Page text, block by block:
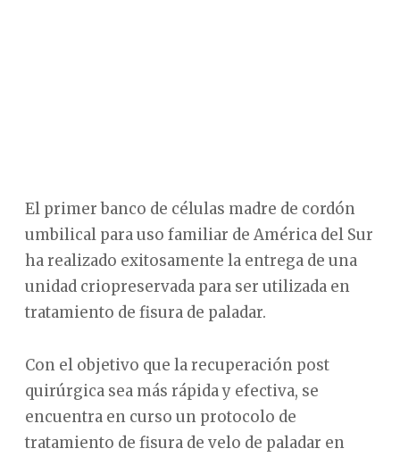
El primer banco de células madre de cordón
umbilical para uso familiar de América del Sur
ha realizado exitosamente la entrega de una
unidad criopreservada para ser utilizada en
tratamiento de fisura de paladar.
Con el objetivo que la recuperación post
quirúrgica sea más rápida y efectiva, se
encuentra en curso un protocolo de
tratamiento de fisura de velo de paladar en